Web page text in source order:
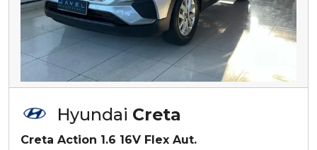
Hyundai Creta
Creta Action 1.6 16V Flex Aut.